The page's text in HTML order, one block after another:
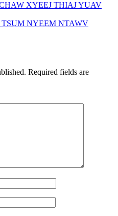
XYEEJ THIAJ YUAV
NYEEM NTAWV
Required fields are